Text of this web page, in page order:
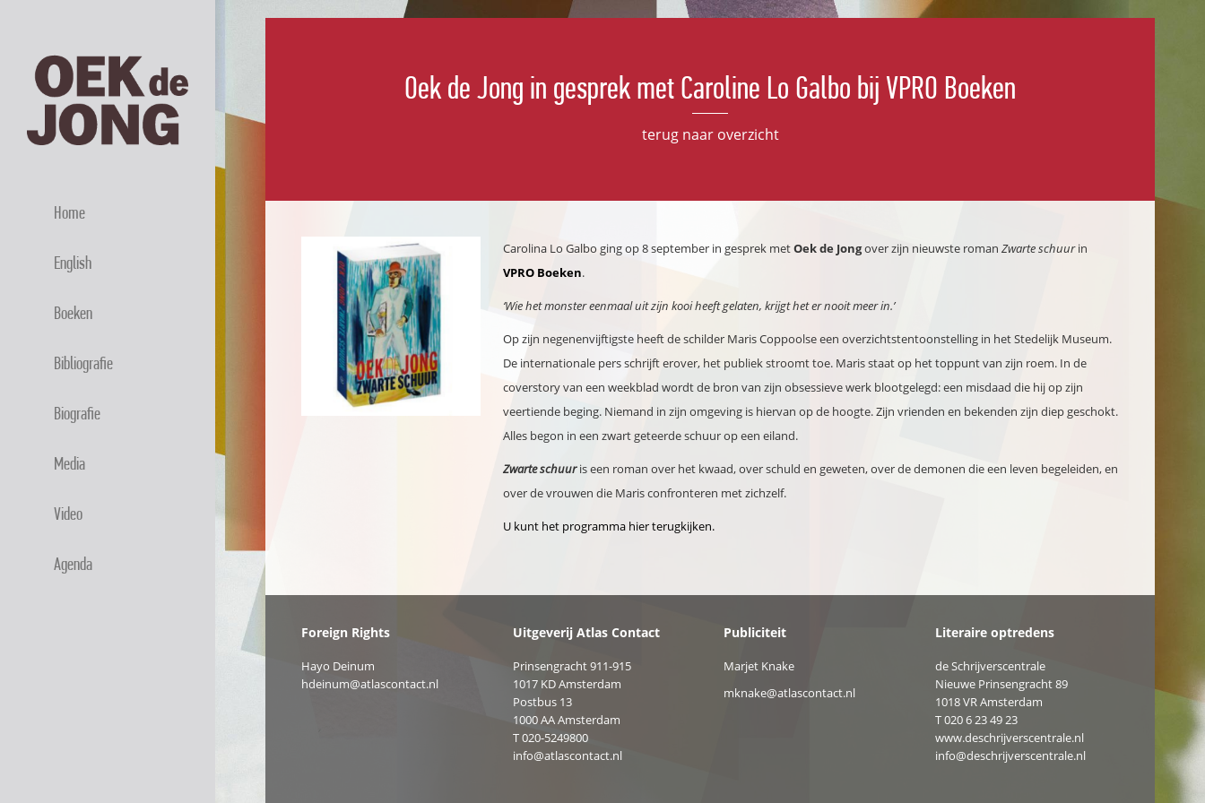
Home
English
Boeken
Bibliografie
Biografie
Media
Video
Agenda
Oek de Jong in gesprek met Caroline Lo Galbo bij VPRO Boeken
terug naar overzicht
Carolina Lo Galbo ging op 8 september in gesprek metOek de Jongover zijn nieuwste roman Zwarte schuurin
VPRO Boeken.
‘Wie het monster eenmaal uit zijn kooi heeft gelaten, krijgt het er nooit meer in.’
Op zijn negenenvijftigste heeft de schilder Maris Coppoolse een overzichtstentoonstelling in het Stedelijk Museum.
De internationale pers schrijft erover, het publiek stroomt toe. Maris staat op het toppunt van zijn roem. In de
coverstory van een weekblad wordt de bron van zijn obsessieve werk blootgelegd: een misdaad die hij op zijn
veertiende beging. Niemand in zijn omgeving is hiervan op de hoogte. Zijn vrienden en bekenden zijn diep geschokt.
Alles begon in een zwart geteerde schuur op een eiland.
Zwarte schuuris een roman over het kwaad, over schuld en geweten, over de demonen die een leven begeleiden, en
over de vrouwen die Maris confronteren met zichzelf.
U kunt het programma hier terugkijken.
Foreign Rights
Hayo Deinum
hdeinum@atlascontact.nl
Uitgeverij Atlas Contact
Prinsengracht 911-915
1017 KD Amsterdam
Postbus 13
1000 AA Amsterdam
T 020-5249800
info@atlascontact.nl
Publiciteit
Marjet Knake
mknake@atlascontact.nl
Literaire optredens
de Schrijverscentrale
Nieuwe Prinsengracht 89
1018 VR Amsterdam
T020 6 23 49 23
www.deschrijverscentrale.nl
info@deschrijverscentrale.nl